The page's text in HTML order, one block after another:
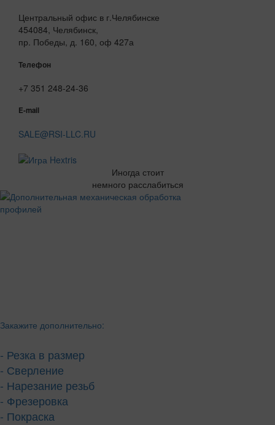
Центральный офис в г.Челябинске
454084, Челябинск,
пр. Победы, д. 160, оф 427а
Телефон
+7 351 248-24-36
E-mail
SALE@RSI-LLC.RU
Иногда стоит
немного расслабиться
Закажите дополнительно:
- Резка в размер
- Сверление
- Нарезание резьб
- Фрезеровка
- Покраска